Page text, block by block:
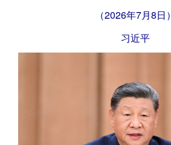
（2026年7月8日）
习近平